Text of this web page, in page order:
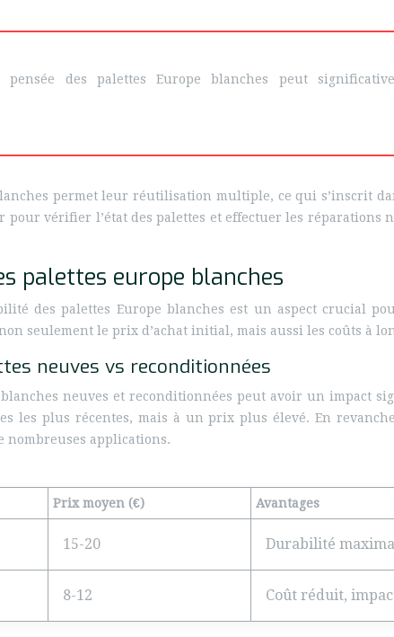
des palettes Europe blanches peut
permet leur réutilisation multiple, ce qui s’inscrit
vérifier l’état des palettes et effectuer les réparations
palettes europe blanches
des palettes Europe blanches est un aspect crucial
seulement le prix d’achat initial, mais aussi les coûts à
neuves vs reconditionnées
neuves et reconditionnées peut avoir un impact
les plus récentes, mais à un prix plus élevé. En
nombreuses applications.
Prix moyen (€) Avantages
15-20 Durabilité
8-12 Coût réduit,